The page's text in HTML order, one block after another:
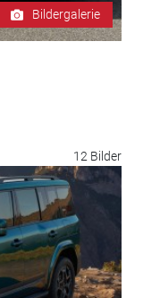
Bildergalerie
12 Bilder